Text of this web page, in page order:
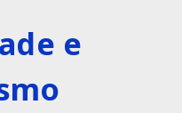
e